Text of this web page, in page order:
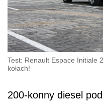
Test: Renault Espace Initiale
kołach!
200-konny diesel